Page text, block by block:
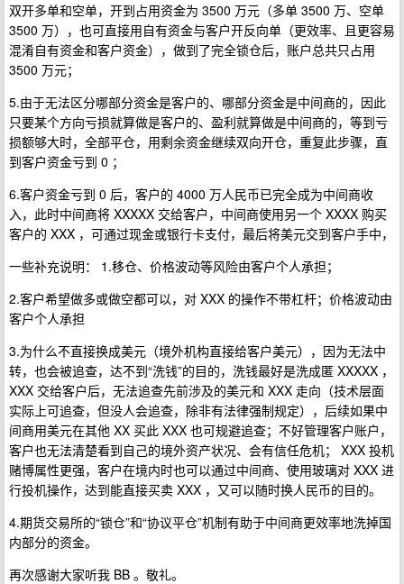
双开多单和空单，开到占用资金为 3500 万元（多单 3500 万、空单
3500 万），也可直接用自有资金与客户开反向单（更效率、且更容易
混淆自有资金和客户资金），做到了完全锁仓后，账户总共只占用
3500 万元；
5.由于无法区分哪部分资金是客户的、哪部分资金是中间商的，因此
只要某个方向亏损就算做是客户的、盈利就算做是中间商的，等到亏
损额够大时，全部平仓，用剩余资金继续双向开仓，重复此步骤，直
到客户资金亏到 0 ；
6.客户资金亏到 0 后，客户的 4000 万人民币已完全成为中间商收
入，此时中间商将 XXXXX 交给客户，中间商使用另一个 XXXX 购买
客户的 XXX ，可通过现金或银行卡支付，最后将美元交到客户手中，
一些补充说明： 1.移仓、价格波动等风险由客户个人承担；
2.客户希望做多或做空都可以，对 XXX 的操作不带杠杆；价格波动由
客户个人承担
3.为什么不直接换成美元（境外机构直接给客户美元），因为无法中
转，也会被追查，达不到“洗钱”的目的，洗钱最好是洗成匿 XXXXX ，
XXX 交给客户后，无法追查先前涉及的美元和 XXX 走向（技术层面
实际上可追查，但没人会追查，除非有法律强制规定），后续如果中
间商用美元在其他 XX 买此 XXX 也可规避追查；不好管理客户账户，
客户也无法清楚看到自己的境外资产状况、会有信任危机； XXX 投机
赌博属性更强，客户在境内时也可以通过中间商、使用玻璃对 XXX 进
行投机操作，达到能直接买卖 XXX ，又可以随时换人民币的目的。
4.期货交易所的“锁仓”和“协议平仓”机制有助于中间商更效率地洗掉国
内部分的资金。
再次感谢大家听我 BB 。敬礼。